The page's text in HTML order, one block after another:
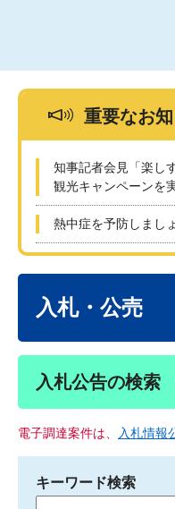
重要なお
知事記者会見「楽し
観光キャンペーンを
熱中症を予防しまし
入札・公売
入札公告の検索
電子調達案件は、 入札情報
キーワード検索